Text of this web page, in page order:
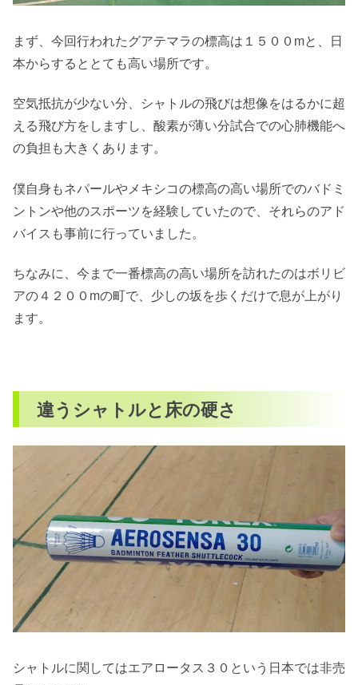
まず、今回行われたグアテマラの標高は１５００mと、日
本からするととても高い場所です。
空気抵抗が少ない分、シャトルの飛びは想像をはるかに超
える飛び方をしますし、酸素が薄い分試合での心肺機能へ
の負担も大きくあります。
僕自身もネパールやメキシコの標高の高い場所でのバドミ
ントンや他のスポーツを経験していたので、それらのアド
バイスも事前に行っていました。
ちなみに、今まで一番標高の高い場所を訪れたのはボリビ
アの４２００mの町で、少しの坂を歩くだけで息が上がり
ます。
違うシャトルと床の硬さ
シャトルに関してはエアロータス３０という日本では非売